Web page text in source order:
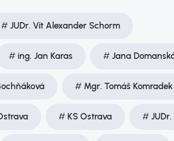
JUDr. Vít Alexander Schorm
ing. Jan Karas Jana
Mgr. Tomáš Komradek
KS Ostrava